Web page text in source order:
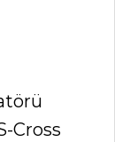
Cross